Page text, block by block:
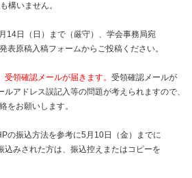
いません。
14日（日）まで（厳守）、学会事務局宛
表原稿入稿フォームからご投稿ください。
領確認メールが届きます。 受領確認メールが
レス誤記入等の問題が考えられますので、
をお願いします。
の振込方法を参考に5月10日（金）までに
れた方は、振込控えまたはコピーを